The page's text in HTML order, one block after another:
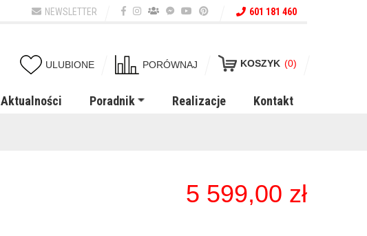
NEWSLETTER 601 181 460
ULUBIONE PORÓWNAJ KOSZYK (0)
Aktualności Poradnik Realizacje Kontakt
5 599,00 zł